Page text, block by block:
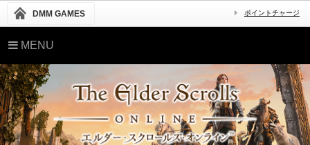
DMM GAMES ポイントチャージ
MENU